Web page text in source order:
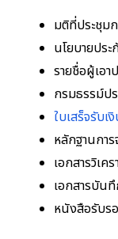
มติที่ประชุม
นโยบายปร
รายชื่อผู้เอา
กรมธรรม์ป
ใบเสร็จรับเ
หลักฐานกา
เอกสารวิเค
เอกสารบัน
หนังสือรับร